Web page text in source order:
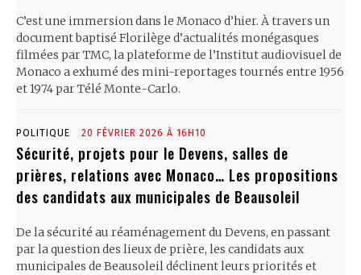
C’est une immersion dans le Monaco d’hier. À travers un
document baptisé Florilège d’actualités monégasques
filmées par TMC, la plateforme de l’Institut audiovisuel de
Monaco a exhumé des mini-reportages tournés entre 1956
et 1974 par Télé Monte-Carlo.
POLITIQUE 20 FÉVRIER 2026 À 16H10
Sécurité, projets pour le Devens, salles de
prières, relations avec Monaco… Les propositions
des candidats aux municipales de Beausoleil
De la sécurité au réaménagement du Devens, en passant
par la question des lieux de prière, les candidats aux
municipales de Beausoleil déclinent leurs priorités et